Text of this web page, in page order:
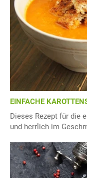
EINFACHE
Dieses Rezept für die
und herrlich im